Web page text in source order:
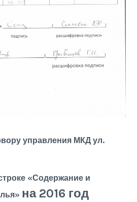
управления МКД ул.
«Содержание и
на 2016 год